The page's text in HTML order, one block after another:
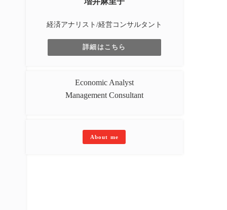
経済アナリスト/経営コンサルタント
詳細はこちら
Economic Analyst
Management Consultant
About me